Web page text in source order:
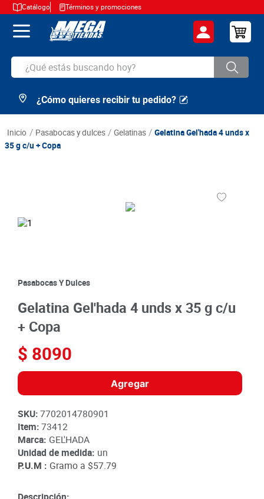
Catálogo Términos y promociones
¿Qué estás buscando hoy?
TÉRMINOS MÁS BUSCADOS
2
arroz
9.
queso
10. papa
¿Cómo quieres recibir tu pedido?
pasabocas y dulces gelatinas
Gelatina Gel'hada 4 unds x
35 g c/u + Copa
Pasabocas Y Dulces
Gelatina Gel'hada 4 unds x 35 g c/u
+ Copa
$ 8090
Agregar
SKU:7702014780901
Item:73412
Marca: GEL'HADA
Unidad de medida: un
P.U.M : Gramo a $57.79